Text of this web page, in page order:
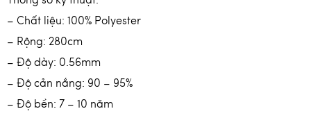
– Chất liệu: 100% Polyester
– Rộng: 280cm
– Độ dày: 0.56mm
– Độ cản nắng: 90 – 95%
– Độ bền: 7 – 10 năm